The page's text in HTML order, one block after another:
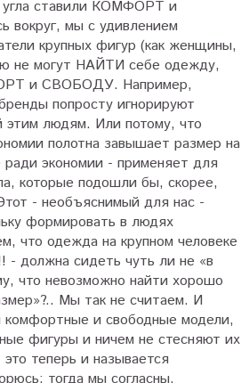
угла ставили КОМФОРТ и
мы с удивлением
крупных фигур (как женщины,
не могут НАЙТИ себе одежду,
и СВОБОДУ. Например,
попросту игнорируют
людям. Или потому, что
полотна завышает размер на
экономии - применяет для
которые подошли бы, скорее,
- необъяснимый для нас -
формировать в людях
что одежда на крупном человеке
- должна сидеть чуть ли не «в
что невозможно найти хорошо
Мы так не считаем. И
комфортные и свободные модели,
фигуры и ничем не стесняют их
теперь и называется